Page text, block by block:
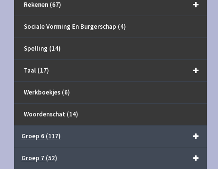
Rekenen (67)
Sociale Vorming En Burgerschap (4)
Spelling (14)
Taal (17)
Werkboekjes (6)
Woordenschat (14)
Groep 6 (117)
Groep 7 (52)